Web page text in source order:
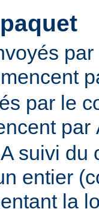
par le
par
suivi du
entier
la